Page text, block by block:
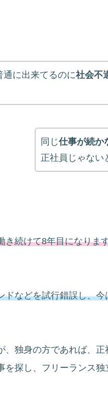
に出来てるのに社会不
同じ仕事が続か
正社員じゃない
続けて8年目になりま
などを試行錯誤し、
独身の方であれば、
探し、フリーランス